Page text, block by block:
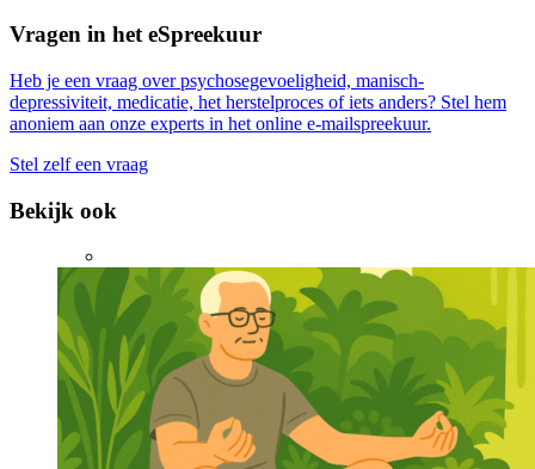
Vragen in het eSpreekuur
Heb je een vraag over psychosegevoeligheid, manisch-
depressiviteit, medicatie, het herstelproces of iets anders? Stel hem
anoniem aan onze experts in het online e-mailspreekuur.
Stel zelf een vraag
Bekijk ook